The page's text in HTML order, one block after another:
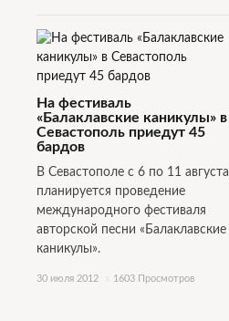
На фестиваль
«Балаклавские каникулы» в
Севастополь приедут 45
бардов
В Севастополе с 6 по 11 августа
планируется проведение
международного фестиваля
авторской песни «Балаклавские
каникулы».
30 июля 2012 1603 Просмотров